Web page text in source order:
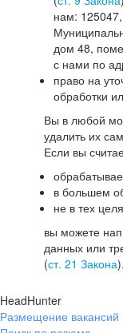
нам: 125047,
дом 48,
с нами по
право на
обработки
Вы в любой
удалить их
Если вы
в большем
не в тех
вы можете
данных или
(ст. 21 Закона).
HeadHunter
Размещение вакансий